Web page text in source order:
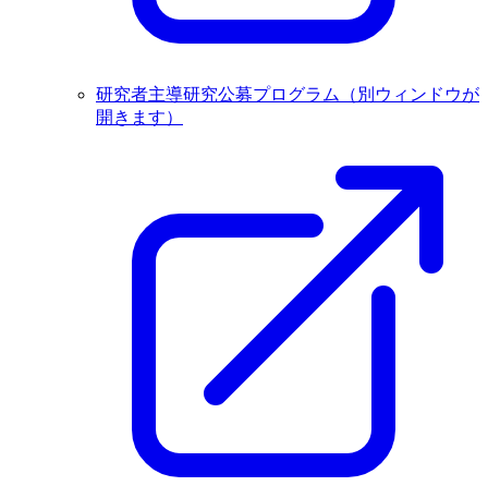
研究者主導研究公募プログラム
（別ウィンドウが
開きます）